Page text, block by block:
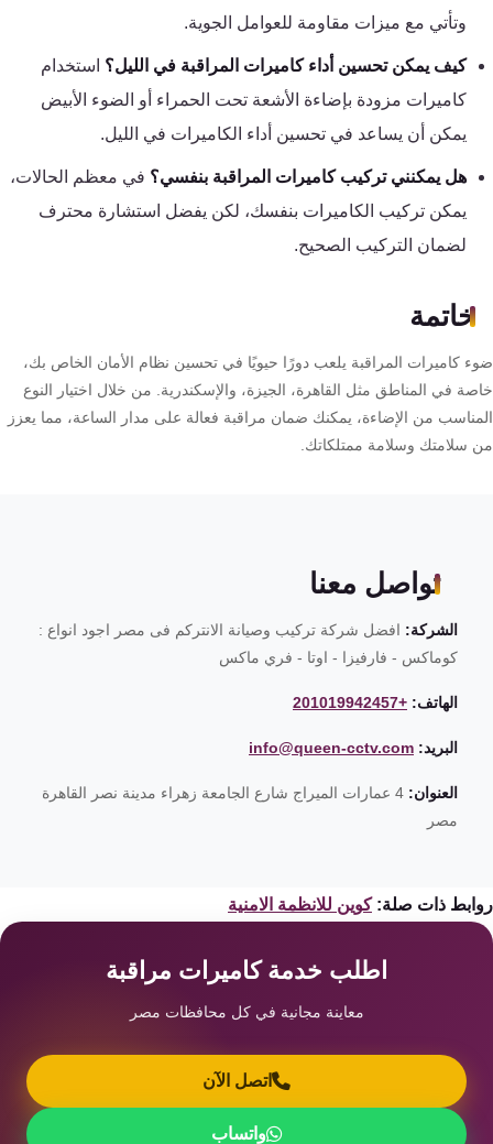
وتأتي مع ميزات مقاومة للعوامل الجوية.
كيف يمكن تحسين أداء كاميرات المراقبة في الليل؟استخدام
كاميرات مزودة بإضاءة الأشعة تحت الحمراء أو الضوء الأبيض
يمكن أن يساعد في تحسين أداء الكاميرات في الليل.
هل يمكنني تركيب كاميرات المراقبة بنفسي؟في معظم الحالات،
يمكن تركيب الكاميرات بنفسك، لكن يفضل استشارة محترف
لضمان التركيب الصحيح.
خاتمة
كاميرات المراقبة يلعب دورًا حيويًا في تحسين نظام الأمان الخاص بك،
في المناطق مثل القاهرة، الجيزة، والإسكندرية. من خلال اختيار النوع
من الإضاءة، يمكنك ضمان مراقبة فعالة على مدار الساعة، مما يعزز
سلامتك وسلامة ممتلكاتك.
تواصل معنا
الشركة:افضل شركة تركيب وصيانة الانتركم فى مصر اجود انواع :
كوماكس - فارفيزا - اوتا - فري ماكس
الهاتف: +201019942457
البريد: info@queen-cctv.com
العنوان:
4 عمارات الميراج شارع الجامعة زهراء مدينة نصر القاهرة
مصر
ذات صلة: كوين للانظمة الامنية
اطلب خدمة كاميرات مراقبة
معاينة مجانية في كل محافظات مصر
اتصل الآن
واتساب